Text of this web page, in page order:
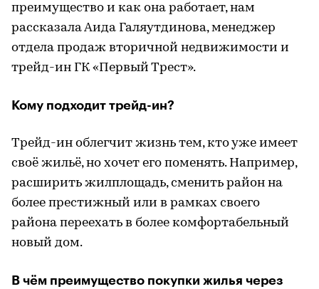
преимущество и как она работает, нам
рассказала Аида Галяутдинова, менеджер
отдела продаж вторичной недвижимости и
трейд-ин ГК «Первый Трест».
Кому подходит трейд-ин?
Трейд-ин облегчит жизнь тем, кто уже имеет
своё жильё, но хочет его поменять. Например,
расширить жилплощадь, сменить район на
более престижный или в рамках своего
района переехать в более комфортабельный
новый дом.
В чём преимущество покупки жилья через